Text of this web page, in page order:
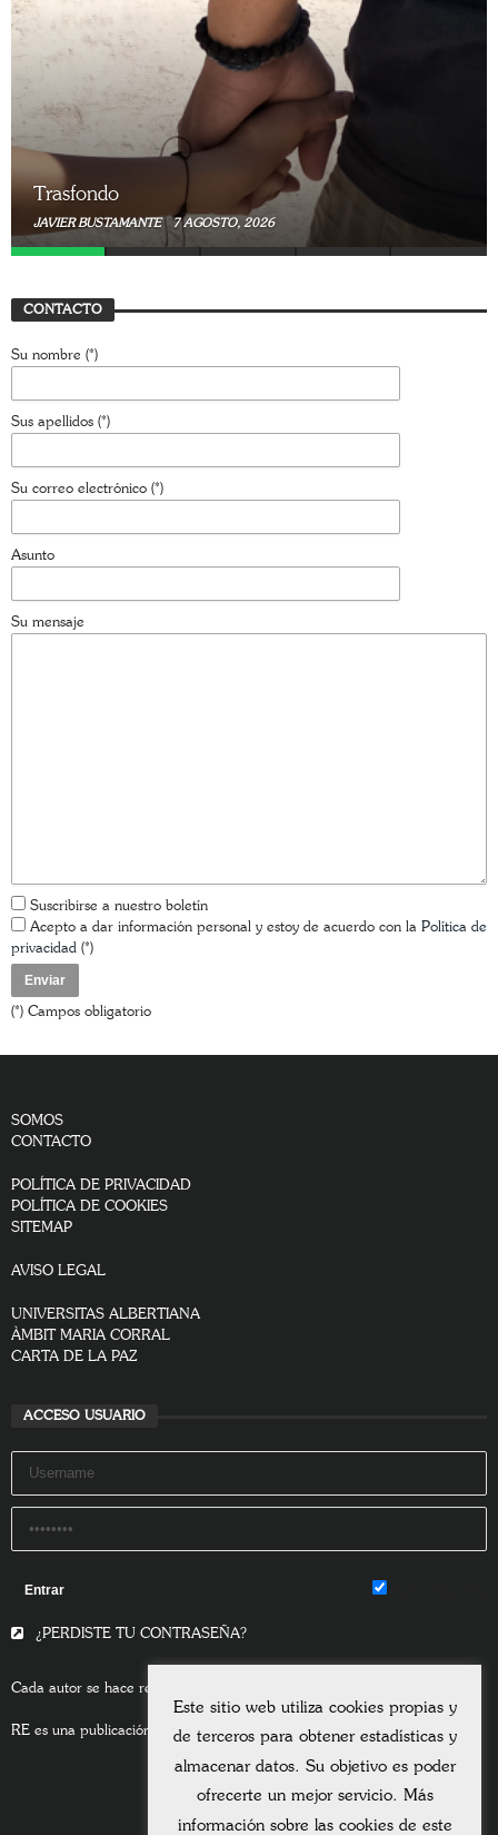
Trasfondo
JAVIER BUSTAMANTE 7 AGOSTO, 2026
CONTACTO
Su nombre (*)
Sus apellidos (*)
Su correo electrónico (*)
Asunto
Su mensaje
Suscribirse a nuestro boletín
Acepto a dar información personal y estoy de acuerdo con la Política de
privacidad (*)
(*) Campos obligatorio
SOMOS
CONTACTO
POLÍTICA DE PRIVACIDAD
POLÍTICA DE COOKIES
SITEMAP
AVISO LEGAL
UNIVERSITAS ALBERTIANA
ÀMBIT MARIA CORRAL
CARTA DE LA PAZ
ACCESO USUARIO
¿PERDISTE TU CONTRASEÑA?
Cada autor se hace responsable del contenido de sus escritos.
RE es una publicación asociada a la Universitas Albertiana.
Este sitio web utiliza cookies propias y
de terceros para obtener estadísticas y
almacenar datos. Su objetivo es poder
ofrecerte un mejor servicio. Más
información sobre las cookies de este